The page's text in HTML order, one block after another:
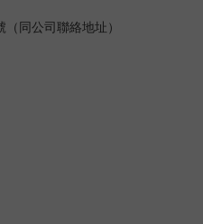
同公司聯絡地址）